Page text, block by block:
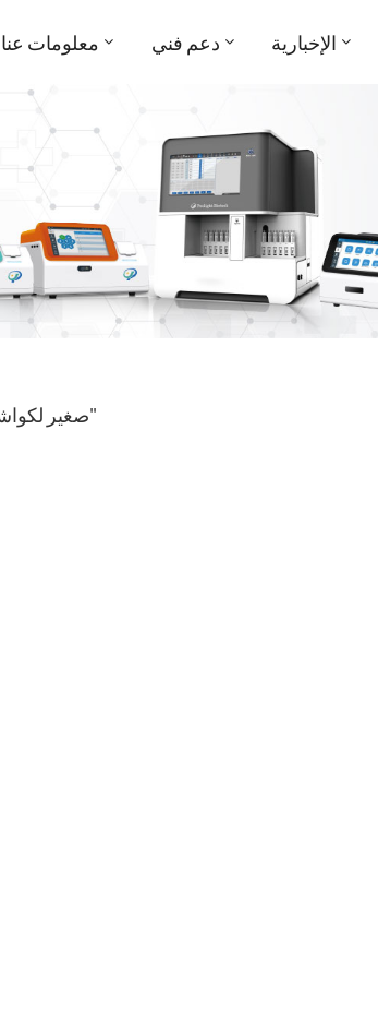
معلومات عنا دعم فني الإخبارية
1 ل تدجو جئاتنلا "نظام CLIA صغير لكواشف 25-هيدروكسي فيتامين د"